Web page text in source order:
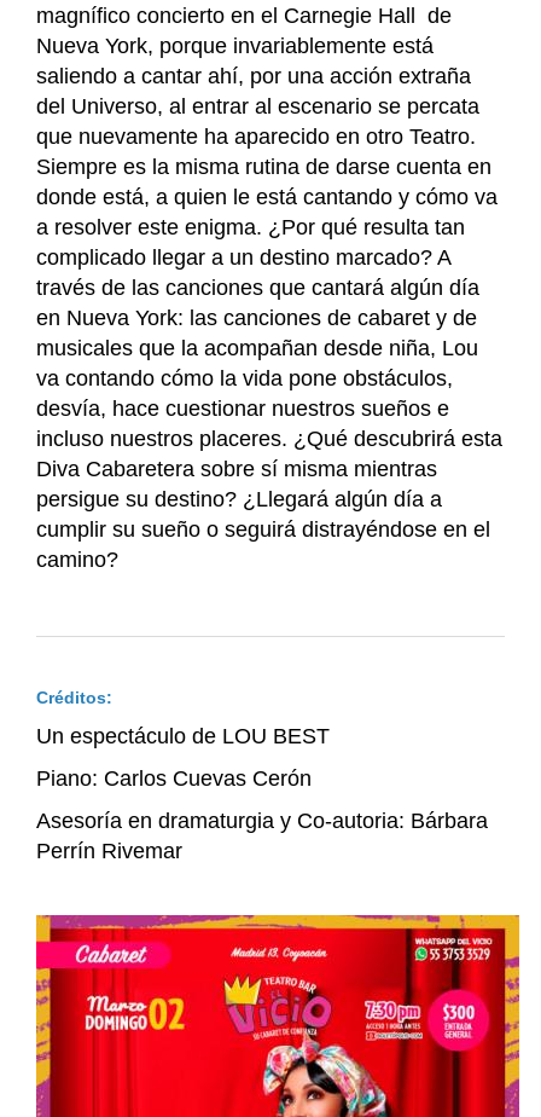
magnífico concierto en el Carnegie Hall de
Nueva York, porque invariablemente está
saliendo a cantar ahí, por una acción extraña
del Universo, al entrar al escenario se percata
que nuevamente ha aparecido en otro Teatro.
Siempre es la misma rutina de darse cuenta en
donde está, a quien le está cantando y cómo va
a resolver este enigma. ¿Por qué resulta tan
complicado llegar a un destino marcado? A
través de las canciones que cantará algún día
en Nueva York: las canciones de cabaret y de
musicales que la acompañan desde niña, Lou
va contando cómo la vida pone obstáculos,
desvía, hace cuestionar nuestros sueños e
incluso nuestros placeres. ¿Qué descubrirá esta
Diva Cabaretera sobre sí misma mientras
persigue su destino? ¿Llegará algún día a
cumplir su sueño o seguirá distrayéndose en el
camino?
Créditos:
Un espectáculo de LOU BEST
Piano: Carlos Cuevas Cerón
Asesoría en dramaturgia y Co-autoria: Bárbara
Perrín Rivemar